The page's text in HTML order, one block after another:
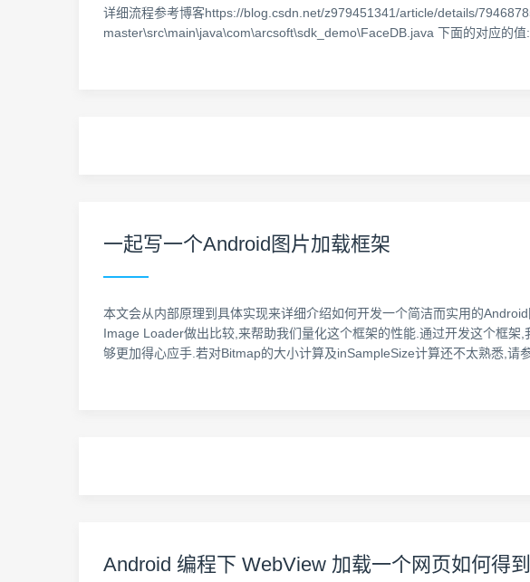
详细流程参考博客https://blog.csdn.net/z979451341/article/details/
master\src\main\java\com\arcsoft\sdk_demo\FaceDB.java 下面的对应的
一起写一个Android图片加载框架
本文会从内部原理到具体实现来详细介绍如何开发一个简洁而实用的
Image Loader做出比较,来帮助我们量化这个框架的性能.通过开发这个框
够更加得心应手.若对Bitmap的大小计算及inSampleSize计算还不太熟悉,请
Android 编程下 WebView 加载一个网页如何得